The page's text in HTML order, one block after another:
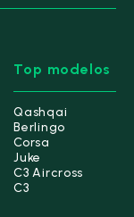
Top modelos
Qashqai
Berlingo
Corsa
Juke
C3 Aircross
C3